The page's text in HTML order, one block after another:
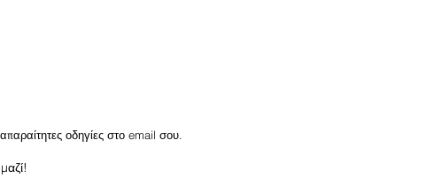
οδηγίες στο email σου.